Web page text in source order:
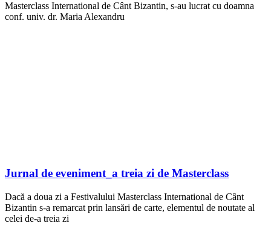
Masterclass International de Cânt Bizantin, s-au lucrat cu doamna
conf. univ. dr. Maria Alexandru
Jurnal de eveniment_a treia zi de Masterclass
Dacă a doua zi a Festivalului Masterclass International de Cânt
Bizantin s-a remarcat prin lansări de carte, elementul de noutate al
celei de-a treia zi